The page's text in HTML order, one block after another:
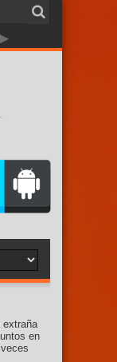
extraña
en